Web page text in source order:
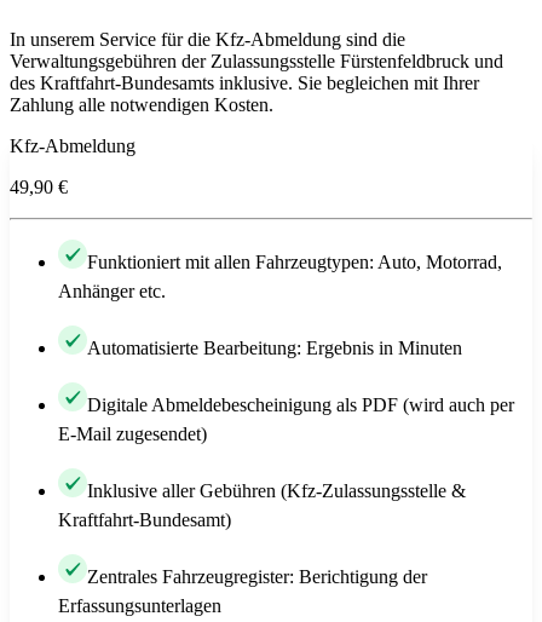
In unserem Service für die Kfz-Abmeldung sind die
Verwaltungsgebühren der Zulassungsstelle Fürstenfeldbruck und
des Kraftfahrt-Bundesamts inklusive. Sie begleichen mit Ihrer
Zahlung alle notwendigen Kosten.
Kfz-Abmeldung
49,90 €
Funktioniert mit allen Fahrzeugtypen: Auto, Motorrad,
Anhänger etc.
Automatisierte Bearbeitung: Ergebnis in Minuten
Digitale Abmeldebescheinigung als PDF (wird auch per
E-Mail zugesendet)
Inklusive aller Gebühren (Kfz-Zulassungsstelle &
Kraftfahrt-Bundesamt)
Zentrales Fahrzeugregister: Berichtigung der
Erfassungsunterlagen